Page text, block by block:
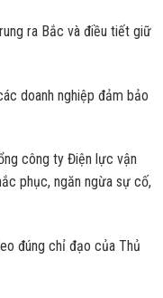
ra Bắc và điều tiết giữ
doanh nghiệp đảm bảo
công ty Điện lực vận
phục, ngăn ngừa sự cố,
đúng chỉ đạo của Thủ